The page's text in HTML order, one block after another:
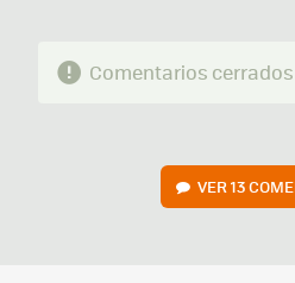
Comentarios cerrados
VER13